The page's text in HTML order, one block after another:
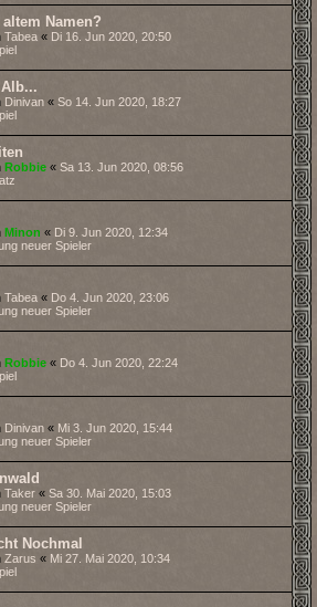
Namen?
Tabea « Di 16. Jun 2020, 20:50
Dinivan « So 14. Jun 2020, 18:27
Robbie « Sa 13. Jun 2020, 08:56
Minon « Di 9. Jun 2020, 12:34
neuer Spieler
Tabea « Do 4. Jun 2020, 23:06
neuer Spieler
Robbie « Do 4. Jun 2020, 22:24
Dinivan « Mi 3. Jun 2020, 15:44
neuer Spieler
Taker « Sa 30. Mai 2020, 15:03
neuer Spieler
Nochmal
Zarus « Mi 27. Mai 2020, 10:34